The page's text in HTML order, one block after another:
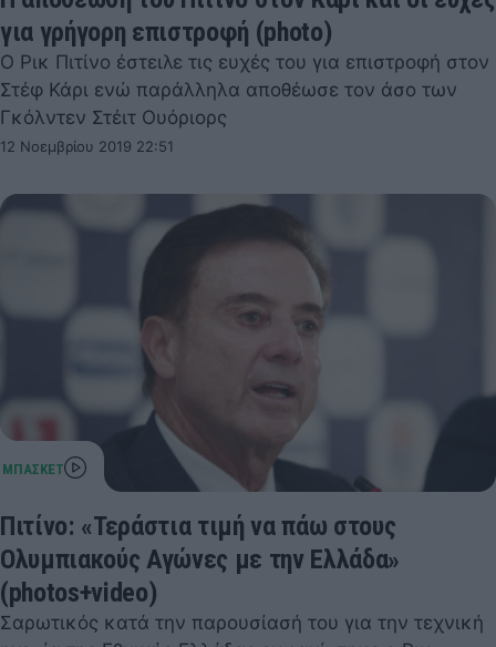
για γρήγορη επιστροφή (photo)
O Ρικ Πιτίνο έστειλε τις ευχές του για επιστροφή στον
Στέφ Κάρι ενώ παράλληλα αποθέωσε τον άσο των
Γκόλντεν Στέιτ Ουόριορς
12 Νοεμβρίου 2019 22:51
Πιτίνο: «Τεράστια τιμή να πάω στους
Ολυμπιακούς Αγώνες με την Ελλάδα»
(photos+video)
Σαρωτικός κατά την παρουσίασή του για την τεχνική